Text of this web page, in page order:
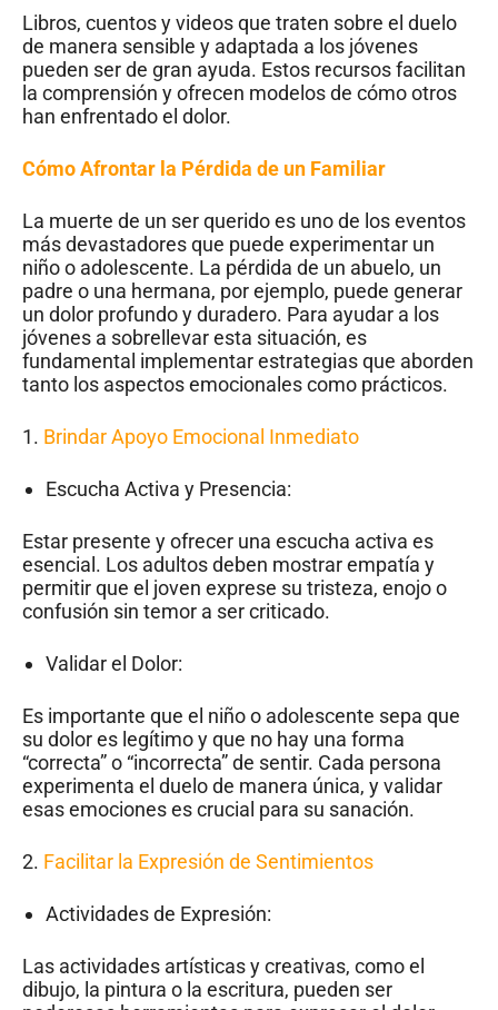
Libros, cuentos y videos que traten sobre el duelo
de manera sensible y adaptada a los jóvenes
pueden ser de gran ayuda. Estos recursos facilitan
la comprensión y ofrecen modelos de cómo otros
han enfrentado el dolor.
Cómo Afrontar la Pérdida de un Familiar
La muerte de un ser querido es uno de los eventos
más devastadores que puede experimentar un
niño o adolescente. La pérdida de un abuelo, un
padre o una hermana, por ejemplo, puede generar
un dolor profundo y duradero. Para ayudar a los
jóvenes a sobrellevar esta situación, es
fundamental implementar estrategias que aborden
tanto los aspectos emocionales como prácticos.
1. Brindar Apoyo Emocional Inmediato
Escucha Activa y Presencia:
Estar presente y ofrecer una escucha activa es
esencial. Los adultos deben mostrar empatía y
permitir que el joven exprese su tristeza, enojo o
confusión sin temor a ser criticado.
Validar el Dolor:
Es importante que el niño o adolescente sepa que
su dolor es legítimo y que no hay una forma
“correcta” o “incorrecta” de sentir. Cada persona
experimenta el duelo de manera única, y validar
esas emociones es crucial para su sanación.
2. Facilitar la Expresión de Sentimientos
Actividades de Expresión:
Las actividades artísticas y creativas, como el
dibujo, la pintura o la escritura, pueden ser